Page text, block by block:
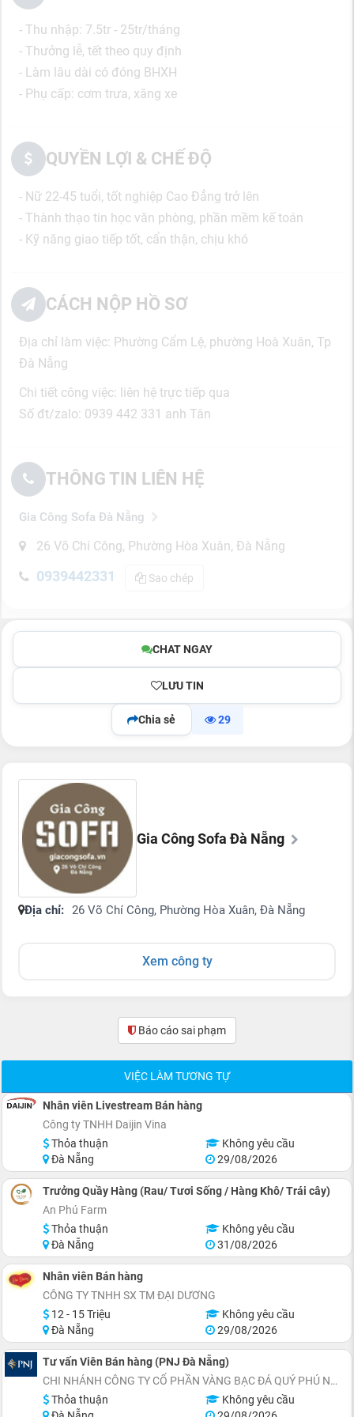
- Thu nhập: 7.5tr - 25tr/tháng
- Thưởng lễ, tết theo quy định
- Làm lâu dài có đóng BHXH
- Phụ cấp: cơm trưa, xăng xe
QUYỀN LỢI & CHẾ ĐỘ
- Nữ 22-45 tuổi, tốt nghiệp Cao Đẳng trở lên
- Thành thạo tin học văn phòng, phần mềm kế toán
- Kỹ năng giao tiếp tốt, cẩn thận, chịu khó
CÁCH NỘP HỒ SƠ
Địa chỉ làm việc: Phường Cẩm Lệ, phường Hoà Xuân, Tp
Đà Nẵng
Chi tiết công việc: liên hệ trực tiếp qua
Số đt/zalo: 0939 442 331 anh Tân
THÔNG TIN LIÊN HỆ
Gia Công Sofa Đà Nẵng
26 Võ Chí Công, Phường Hòa Xuân, Đà Nẵng
0939442331 Sao chép
CHAT NGAY
LƯU TIN
Chia sẻ 29
Gia Công Sofa Đà Nẵng
Địa chỉ: 26 Võ Chí Công, Phường Hòa Xuân, Đà Nẵng
Xem công ty
Báo cáo sai phạm(0)
VIỆC LÀM TƯƠNG TỰ
Nhân viên Livestream Bán hàng
Công ty TNHH Daijin Vina
Thỏa thuận
Không yêu cầu
Đà Nẵng
29/08/2026
Trưởng Quầy Hàng (Rau/ Tươi Sống / Hàng Khô/ Trái cây)
An Phú Farm
Thỏa thuận
Không yêu cầu
Đà Nẵng
31/08/2026
Nhân viên Bán hàng
CÔNG TY TNHH SX TM ĐẠI DƯƠNG
12 - 15 Triệu
Không yêu cầu
Đà Nẵng
29/08/2026
Tư vấn Viên Bán hàng (PNJ Đà Nẵng)
CHI NHÁNH CÔNG TY CỔ PHẦN VÀNG BẠC ĐÁ QUÝ PHÚ NHUẬN TẠI ĐÀ NẴNG
Thỏa thuận
Không yêu cầu